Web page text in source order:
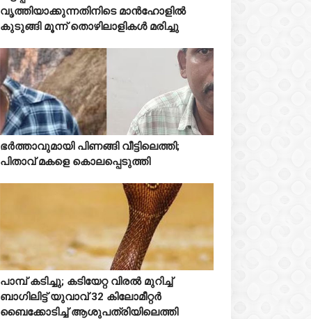
വൃത്തിയാക്കുന്നതിനിടെ മാൻഹോളിൽ
കുടുങ്ങി മൂന്ന് തൊഴിലാളികൾ മരിച്ചു
  
ഭർത്താവുമായി പിണങ്ങി വീട്ടിലെത്തി;
പിതാവ് മകളെ കൊലപ്പെടുത്തി
  
Mostreaded
പാമ്പ് കടിച്ചു; കടിയേറ്റ വിരൽ മുറിച്ച്
ബാഗിലിട്ട് യുവാവ് 32 കിലോമീറ്റർ
ബൈക്കോടിച്ച് ആശുപത്രിയിലെത്തി